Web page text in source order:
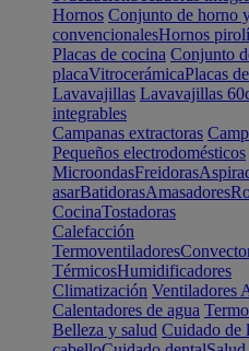
Hornos Conjunto de horno
convencionalesHornos
Placas de cocina Conjunto
placaVitrocerámicaPlacas
Lavavajillas Lavavajillas
integrables
Campanas extractoras
Pequeños electrodomésticos
MicroondasFreidoras
asarBatidorasAmasadores
CocinaTostadoras
Calefacción
Termoventiladores
TérmicosHumidificadores
Climatización Ventiladores
Calentadores de agua
Belleza y salud Cuidado de